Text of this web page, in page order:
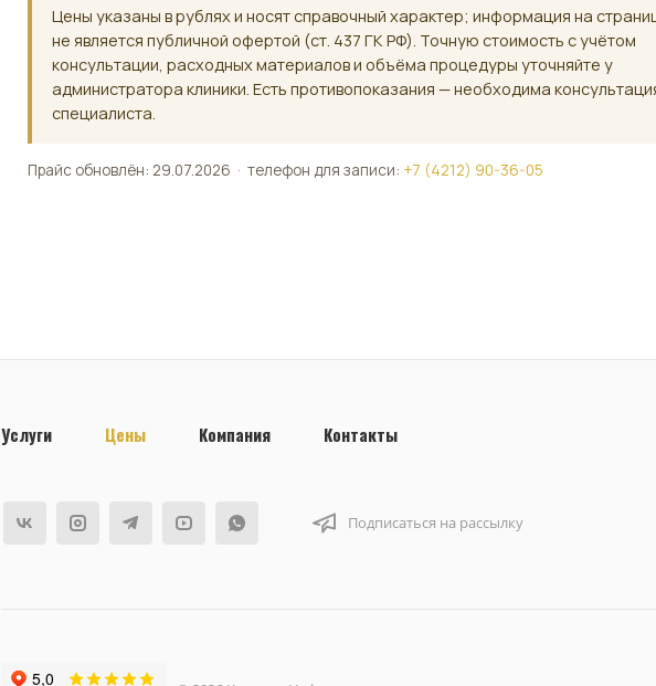
Цены указаны в рублях и носят справочный характер; информация на
не является публичной офертой (ст. 437 ГК РФ). Точную стоимость с учётом
консультации, расходных материалов и объёма процедуры уточняйте у
администратора клиники. Есть противопоказания — необходима
специалиста.
Прайс обновлён: 29.07.2026 · телефон для записи: +7 (4212) 90-36-05
Услуги Цены Компания Контакты
Подписаться на рассылку